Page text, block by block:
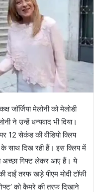
जॉर्जिया मेलोनी को मेलोडी
ने उन्हें धन्यवाद भी दिया।
12 सेकंड की वीडियो क्लिप
के साथ दिख रही हैं। इस क्लिप में
अच्छा गिफ्ट लेकर आए हैं। ये
दाईं तरफ खड़े पीएम मोदी टॉफी
को कैमरे की तरफ दिखाने